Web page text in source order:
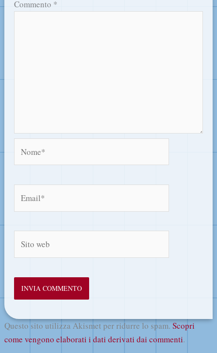
Commento *
web
Questo sito utilizza Akismet per ridurre lo spam.Scopri
come vengono elaborati i dati derivati dai commenti.